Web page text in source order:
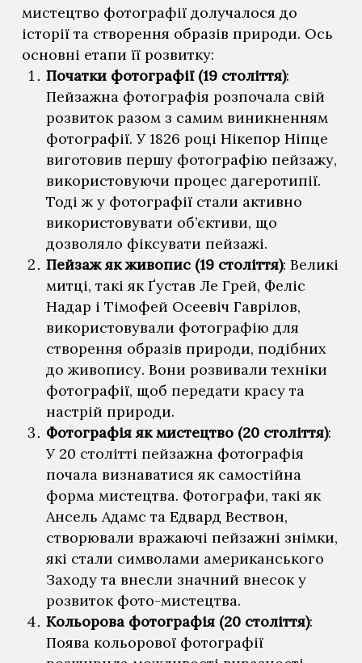
мистецтво фотографії долучалося до
історії та створення образів природи. Ось
основні етапи її розвитку:
Початки фотографії (19 століття):
Пейзажна фотографія розпочала свій
розвиток разом з самим виникненням
фотографії. У 1826 році Нікепор Ніпце
виготовив першу фотографію пейзажу,
використовуючи процес дагеротипії.
Тоді ж у фотографії стали активно
використовувати об’єктиви, що
дозволяло фіксувати пейзажі.
Пейзаж як живопис (19 століття): Великі
митці, такі як Ґустав Ле Грей, Феліс
Надар і Тімофей Осеевіч Гаврілов,
використовували фотографію для
створення образів природи, подібних
до живопису. Вони розвивали техніки
фотографії, щоб передати красу та
настрій природи.
Фотографія як мистецтво (20 століття):
У 20 столітті пейзажна фотографія
почала визнаватися як самостійна
форма мистецтва. Фотографи, такі як
Ансель Адамс та Едвард Вествон,
створювали вражаючі пейзажні знімки,
які стали символами американського
Заходу та внесли значний внесок у
розвиток фото-мистецтва.
Кольорова фотографія (20 століття):
Поява кольорової фотографії